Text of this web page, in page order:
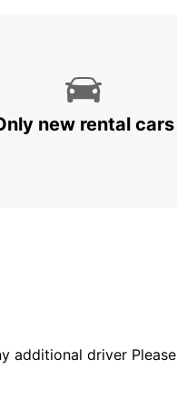
OHRID ST PAUL THE APOSTLE AIRPORT
new rental cars
additional driver Please